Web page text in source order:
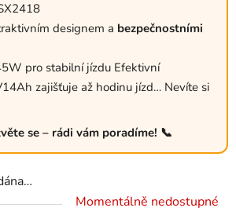
designem a bezpečnostními
pro stabilní jízdu Efektivní
zajišťuje až hodinu jízd… Nevíte si
se – rádi vám poradíme! 📞
Momentálně nedostupné